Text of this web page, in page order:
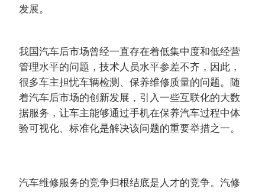
发展。
我国汽车后市场曾经一直存在着低集中度和低经营
管理水平的问题，技术人员水平参差不齐，因此，
很多车主担忧车辆检测、保养维修质量的问题。随
着汽车后市场的创新发展，引入一些互联化的大数
据服务，让车主能够通过手机在保养汽车过程中体
验可视化、标准化是解决该问题的重要举措之一。
汽车维修服务的竞争归根结底是人才的竞争。汽修